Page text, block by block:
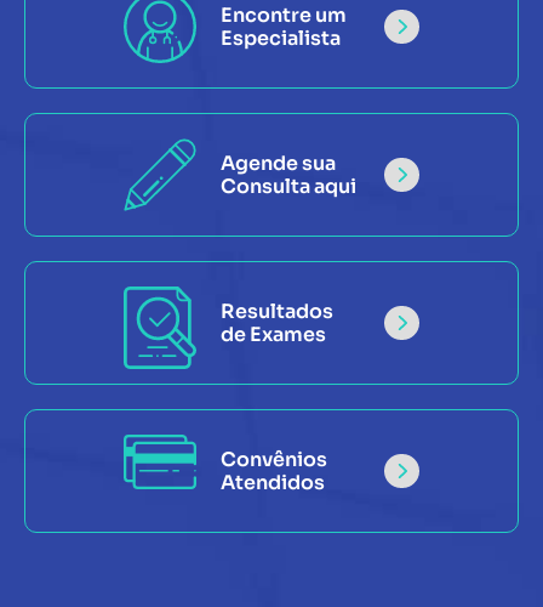
Encontre um
Especialista
Agende sua
Consulta aqui
Resultados
de Exames
Convênios
Atendidos